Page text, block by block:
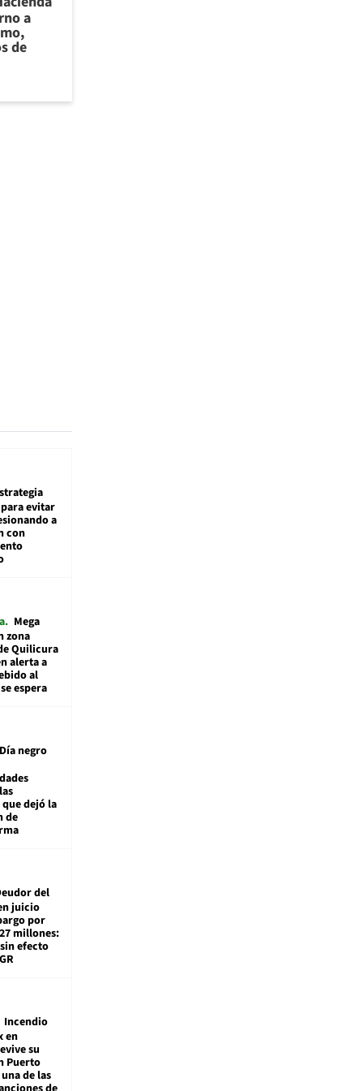
a
de
evitar
a
con
Mega
zona
Quilicura
alerta a
al
espera
negro
dejó la
de
del
juicio
por
millones:
efecto
Incendio
en
su
Puerto
de las